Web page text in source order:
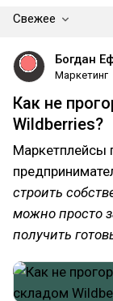
Свежее
Богдан
Маркетинг
Как не
Wildberries?
Маркетплейсы
строить
можно просто
получить